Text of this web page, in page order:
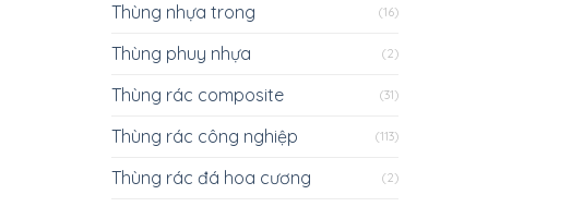
Thùng nhựa trong (16)
Thùng phuy nhựa (2)
Thùng rác composite (31)
Thùng rác công nghiệp (113)
Thùng rác đá hoa cương (2)